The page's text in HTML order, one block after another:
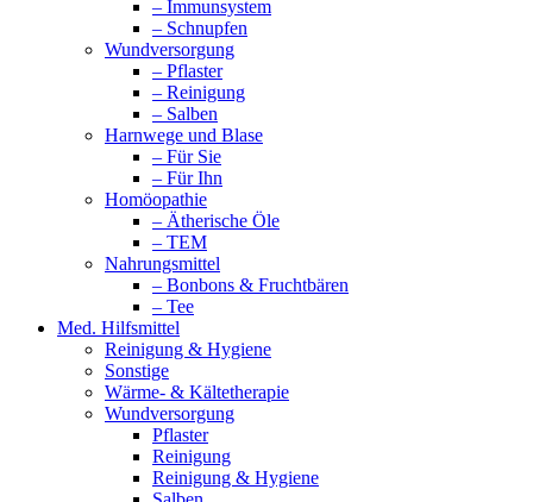
– Immunsystem
– Schnupfen
Wundversorgung
– Pflaster
– Reinigung
– Salben
Harnwege und Blase
– Für Sie
– Für Ihn
Homöopathie
– Ätherische Öle
– TEM
Nahrungsmittel
– Bonbons & Fruchtbären
– Tee
Med. Hilfsmittel
Reinigung & Hygiene
Sonstige
Wärme- & Kältetherapie
Wundversorgung
Pflaster
Reinigung
Reinigung & Hygiene